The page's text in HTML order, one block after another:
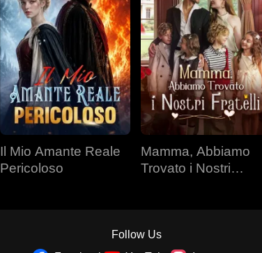
Il Mio Amante Reale
Pericoloso
Mamma, Abbiamo
Trovato i Nostri
Follow Us